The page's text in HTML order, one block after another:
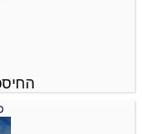
החיסכון